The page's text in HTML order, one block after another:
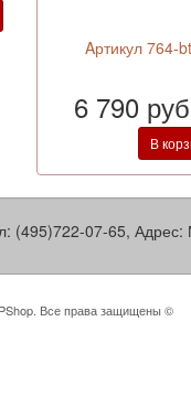
Aртикул 764-
6 790
В
(495)722-07-65, Адрес:
Все права защищены ©